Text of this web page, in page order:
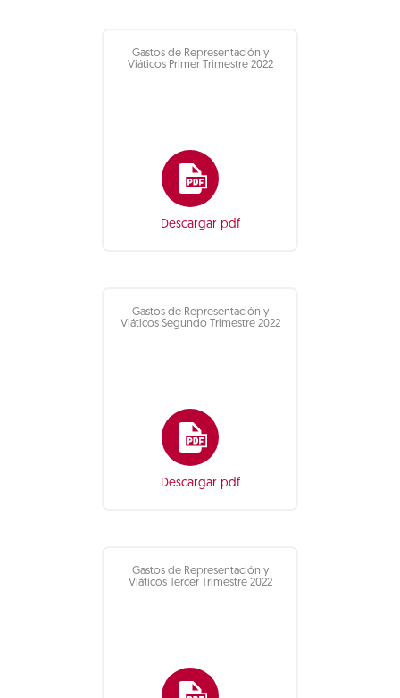
Gastos de Representación y
Viáticos Primer Trimestre 2022
Descargar pdf
Gastos de Representación y
Viáticos Segundo Trimestre 2022
Descargar pdf
Gastos de Representación y
Viáticos Tercer Trimestre 2022